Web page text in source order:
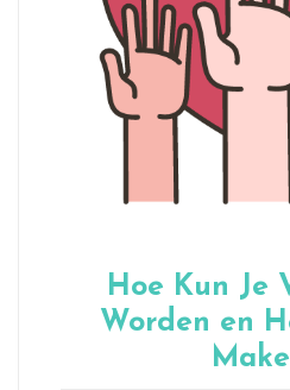
Hoe Kun Je
Worden en